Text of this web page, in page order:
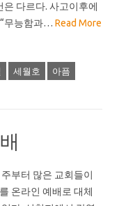
다르다. 사고이후에
“무능함과… Read More
세월호 아픔
부터 많은 교회들이
온라인 예배로 대체